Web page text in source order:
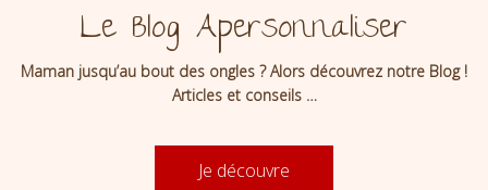
Le Blog Apersonnaliser
Maman jusqu’au bout des ongles ? Alors découvrez notre Blog !
Articles et conseils …
Je découvre